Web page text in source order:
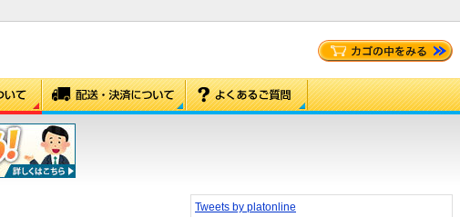
Tweets by platonline